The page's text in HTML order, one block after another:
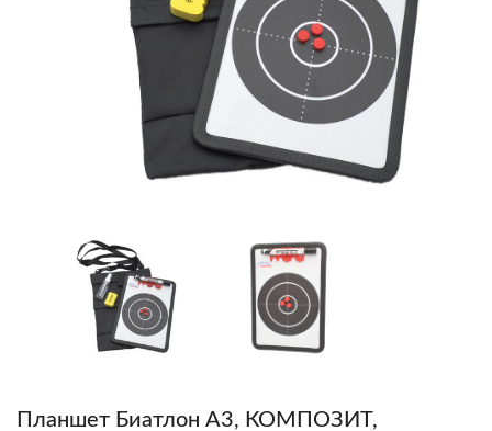
Планшет Биатлон А3, КОМПОЗИТ,